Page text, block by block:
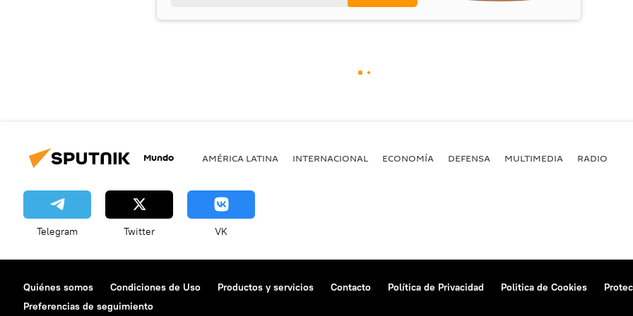
Mundo AMÉRICA LATINA INTERNACIONAL ECONOMÍA DEFENSA MULTIMEDIA RADIO
Telegram Twitter VK
Quiénes somos Condiciones de Uso Productos y servicios Contacto Política de Privacidad Politica de Cookies
Preferencias de seguimiento